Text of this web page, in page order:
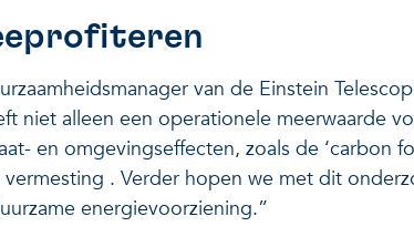
van de Einstein
niet alleen een operationele meerwaarde
en omgevingseffecten, zoals de ‘carbon
. Verder hopen we met dit
energievoorziening.”